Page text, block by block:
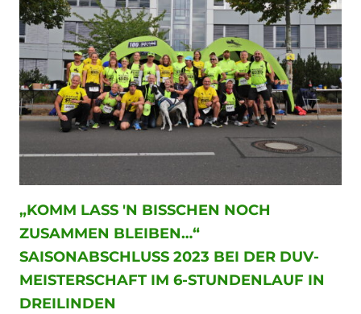
„KOMM LASS ′N BISSCHEN NOCH
ZUSAMMEN BLEIBEN…“
SAISONABSCHLUSS 2023 BEI DER DUV-
MEISTERSCHAFT IM 6-STUNDENLAUF IN
DREILINDEN